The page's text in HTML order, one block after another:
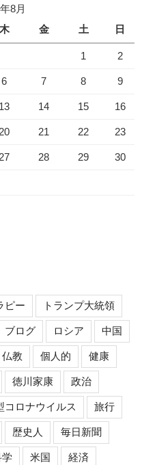
8月
木 金 土 日
1 2
6 7 8 9
13 14 15 16
20 21 22 23
27 28 29 30
ピー トランプ大統領
ブログ ロシア 中国
仏教 個人的 健康
徳川家康 政治
コロナウイルス 旅行
歴史人 毎日新聞
学 米国 経済